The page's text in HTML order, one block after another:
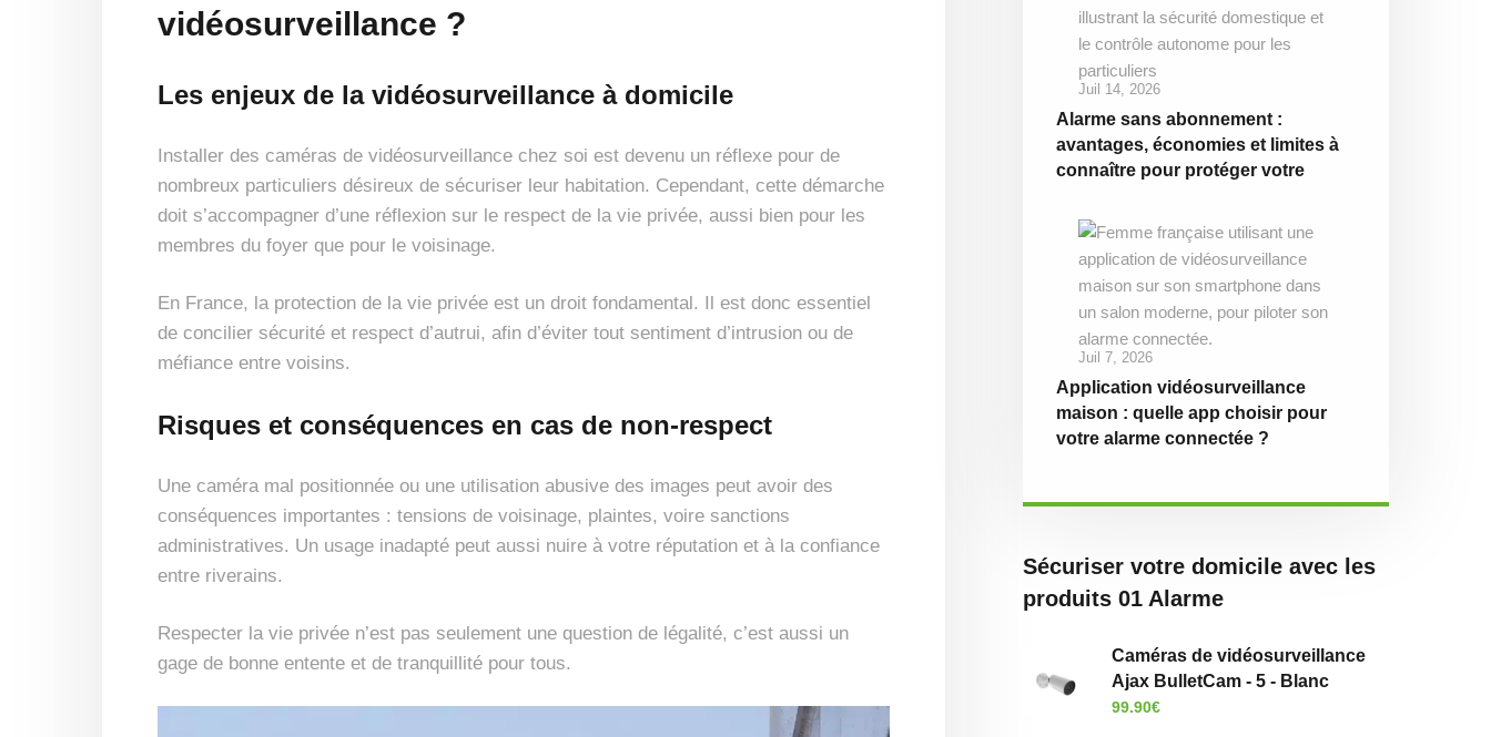
vidéosurveillance ?
Les enjeux de la vidéosurveillance à domicile
Installer des caméras de vidéosurveillance chez soi est devenu un réflexe pour de
nombreux particuliers désireux de sécuriser leur habitation. Cependant, cette démarche
doit s’accompagner d’une réflexion sur le respect de la vie privée, aussi bien pour les
membres du foyer que pour le voisinage.
En France, la protection de la vie privée est un droit fondamental. Il est donc essentiel
de concilier sécurité et respect d’autrui, afin d’éviter tout sentiment d’intrusion ou de
méfiance entre voisins.
Risques et conséquences en cas de non-respect
Une caméra mal positionnée ou une utilisation abusive des images peut avoir des
conséquences importantes : tensions de voisinage, plaintes, voire sanctions
administratives. Un usage inadapté peut aussi nuire à votre réputation et à la confiance
entre riverains.
Respecter la vie privée n’est pas seulement une question de légalité, c’est aussi un
gage de bonne entente et de tranquillité pour tous.
Juil 14, 2026
Alarme sans abonnement :
avantages, économies et limites à
connaître pour protéger votre
Juil 7, 2026
Application vidéosurveillance
maison : quelle app choisir pour
votre alarme connectée ?
Sécuriser votre domicile avec les
produits 01 Alarme
Caméras de vidéosurveillance
Ajax BulletCam - 5 - Blanc
99.90€